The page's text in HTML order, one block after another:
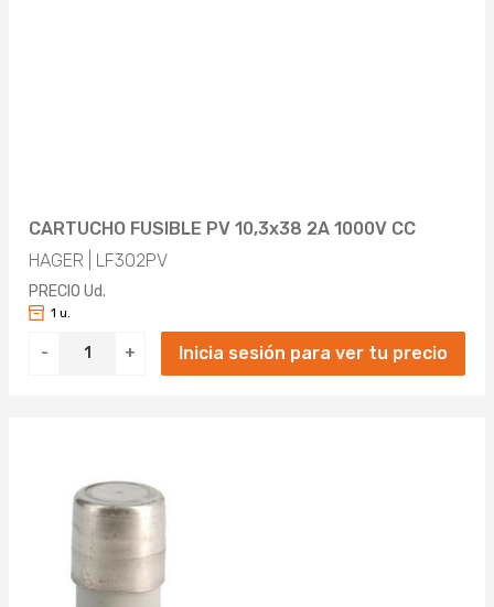
CARTUCHO FUSIBLE PV 10,3x38 2A 1000V CC
HAGER | LF302PV
PRECIO Ud.
- +
1 u.
Inicia sesión para ver tu precio